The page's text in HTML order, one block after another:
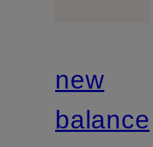
new
balance